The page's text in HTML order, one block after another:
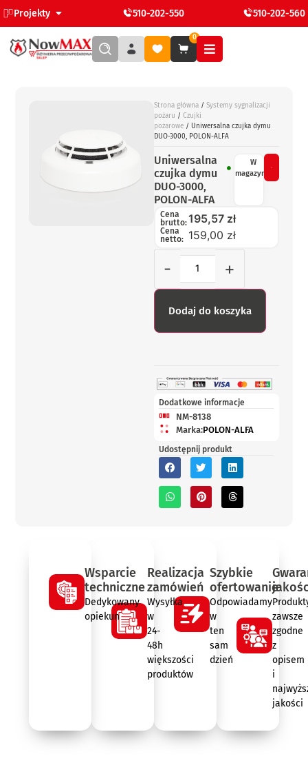
Projekty 510-202-550 510-202-560
0
Strona główna / Systemy sygnalizacji
pożaru / Czujki
pożarowe / Uniwersalna czujka dymu
DUO-3000, POLON-ALFA
Uniwersalna
czujka dymu
DUO-3000,
POLON-ALFA
W
magazynie
Cena
brutto:195,57 zł
Cena
netto: 159,00 zł
- +
Dodaj do koszyka
Dodatkowe informacje
NM-8138
Marka:POLON-ALFA
Udostępnij produkt
Wsparcie
techniczne
Dedykowany
opiekun
Realizacja
zamówień
Wysyłka
w
24-
48h
większości
produktów
Szybkie
ofertowanie
Odpowiadamy
w
ten
sam
dzień
zawsze
zgodne
z
opisem
i
jakości